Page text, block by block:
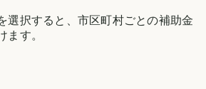
選択すると、市区町村ごとの補助金
ます。